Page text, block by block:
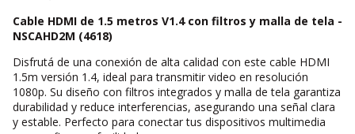
Cable HDMI de 1.5 metros V1.4 con filtros y malla de tela -
NSCAHD2M (4618)
Disfrutá de una conexión de alta calidad con este cable HDMI
1.5m versión 1.4, ideal para transmitir video en resolución
1080p. Su diseño con filtros integrados y malla de tela garantiza
durabilidad y reduce interferencias, asegurando una señal clara
y estable. Perfecto para conectar tus dispositivos multimedia